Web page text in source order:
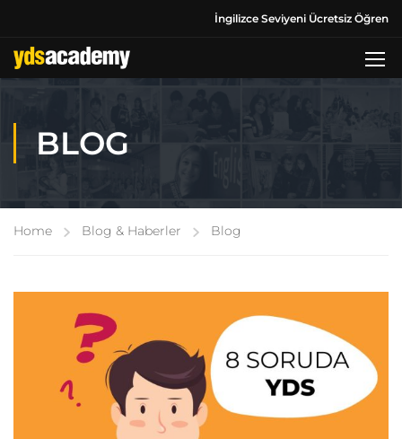
İngilizce Seviyeni Ücretsiz Öğren
BLOG
Home Blog & Haberler Blog